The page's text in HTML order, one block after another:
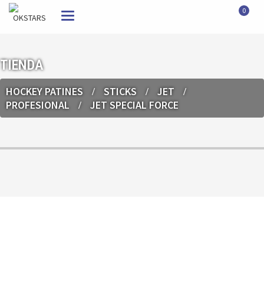
Toggle
0
TIENDA
HOCKEY PATINES STICKS
JET
PROFESIONAL
JET SPECIAL FORCE